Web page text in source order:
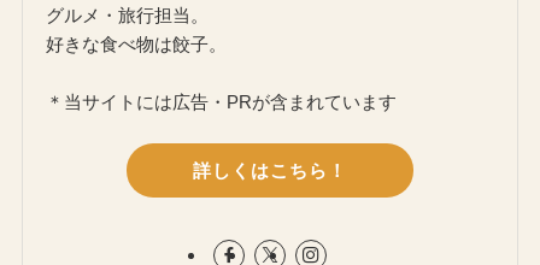
グルメ・旅行担当。
好きな食べ物は餃子。
＊当サイトには広告・PRが含まれています
詳しくはこちら！